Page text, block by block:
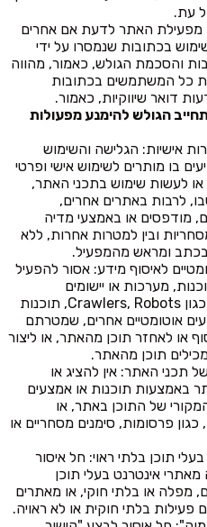
עת.
מפעילת האתר לדעת אם אחרים
בכתובות שנמסרו על ידי
והסכמת הגולש, כאמור, מהווה
כל המשתמשים בכתובות
דואר שיווקיות, כאמור.
הגולש להימנע מפעולות
אישיות: הגלישה והשימוש
בו מותרים לשימוש אישי ופרטי
לעשות שימוש בתכני האתר,
לרבות באתרים אחרים,
מודפסים או באמצעי מדיה
ובין למטרות אחרות, ללא
ומראש מהמפעיל.
לאיסוף מידע: אסור להפעיל
מערכות או יישומים
ממוחשבים מכל סוג, כגון Crawlers, Robots, תוכנות
אוטומטיים אחרים, שמטרתם
או לאחזר תוכן מהאתר, או ליצור
תוכן מהאתר.
תכני האתר: אין להציג או
באמצעות תוכנות או אמצעים
של התוכן באתר, או
פרסומות, סימנים מסחריים או
תוכן בלתי ראוי: חל איסור
מאתרי אינטרנט בעלי תוכן
מפלה או בלתי חוקי, או מאתרים
פעילות בלתי חוקית או לא ראויה.